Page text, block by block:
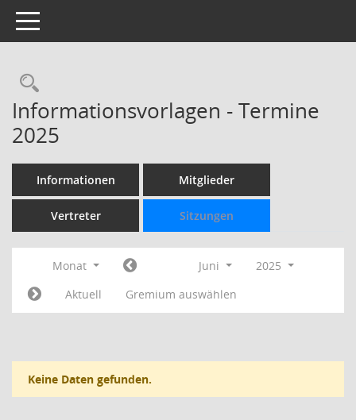
Toggle navigation
Rechercheauswahl
Informationsvorlagen - Termine
2025
Informationen Mitglieder
Vertreter Sitzungen
Monat Juni
2025
Aktuell
Gremium auswählen
Keine Daten gefunden.